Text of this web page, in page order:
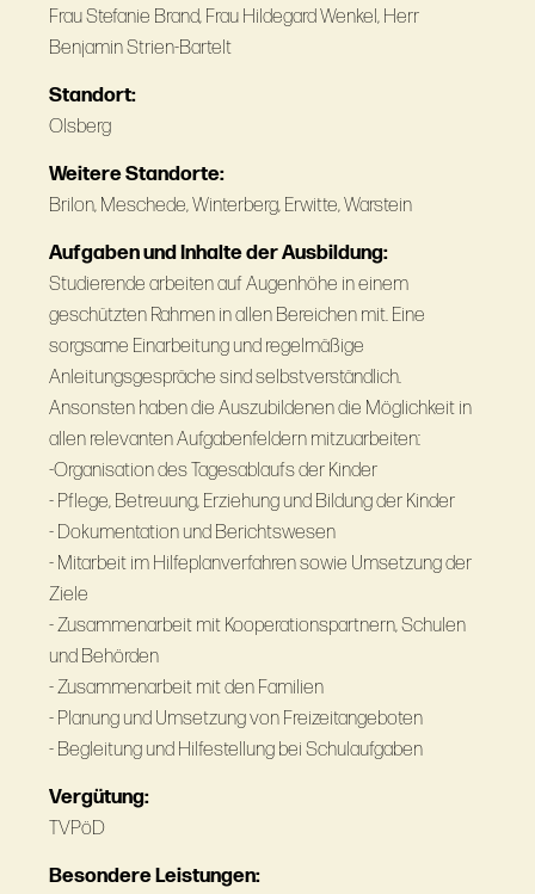
Frau Stefanie Brand, Frau Hildegard Wenkel, Herr
Benjamin Strien-Bartelt
Standort:
Olsberg
Weitere Standorte:
Brilon, Meschede, Winterberg, Erwitte, Warstein
Aufgaben und Inhalte der Ausbildung:
Studierende arbeiten auf Augenhöhe in einem
geschützten Rahmen in allen Bereichen mit. Eine
sorgsame Einarbeitung und regelmäßige
Anleitungsgespräche sind selbstverständlich.
Ansonsten haben die Auszubildenen die Möglichkeit in
allen relevanten Aufgabenfeldern mitzuarbeiten:
-Organisation des Tagesablaufs der Kinder
- Pflege, Betreuung, Erziehung und Bildung der Kinder
- Dokumentation und Berichtswesen
- Mitarbeit im Hilfeplanverfahren sowie Umsetzung der
Ziele
- Zusammenarbeit mit Kooperationspartnern, Schulen
und Behörden
- Zusammenarbeit mit den Familien
- Planung und Umsetzung von Freizeitangeboten
- Begleitung und Hilfestellung bei Schulaufgaben
Vergütung:
TVPöD
Besondere Leistungen: